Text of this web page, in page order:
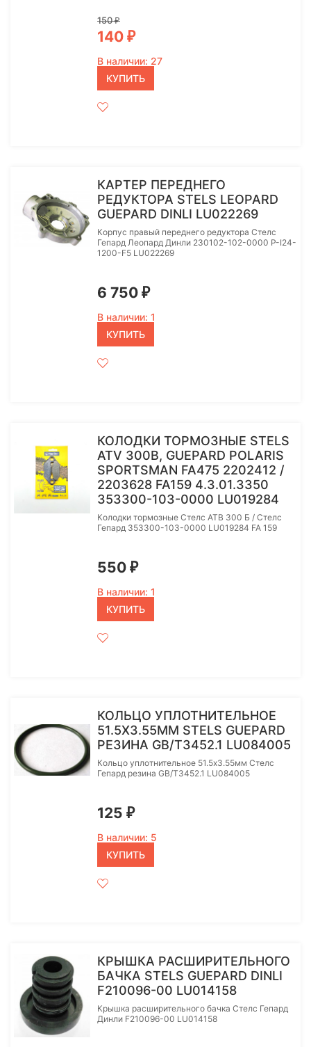
150₽
140 ₽
В наличии: 27
КУПИТЬ
КАРТЕР ПЕРЕДНЕГО
РЕДУКТОРА STELS LEOPARD
GUEPARD DINLI LU022269
Корпус правый переднего редуктора Стелс
Гепард Леопард Динли 230102-102-0000 P-I24-
1200-F5 LU022269
6 750 ₽
В наличии: 1
КУПИТЬ
КОЛОДКИ ТОРМОЗНЫЕ STELS
ATV 300B, GUEPARD POLARIS
SPORTSMAN FA475 2202412 /
2203628 FA159 4.3.01.3350
353300-103-0000 LU019284
Колодки тормозные Стелс АТВ 300 Б / Стелс
Гепард 353300-103-0000 LU019284 FA 159
550 ₽
В наличии: 1
КУПИТЬ
КОЛЬЦО УПЛОТНИТЕЛЬНОЕ
51.5Х3.55ММ STELS GUEPARD
РЕЗИНА GB/T3452.1 LU084005
Кольцо уплотнительное 51.5х3.55мм Стелс
Гепард резина GB/T3452.1 LU084005
125 ₽
В наличии: 5
КУПИТЬ
КРЫШКА РАСШИРИТЕЛЬНОГО
БАЧКА STELS GUEPARD DINLI
F210096-00 LU014158
Крышка расширительного бачка Стелс Гепард
Динли F210096-00 LU014158